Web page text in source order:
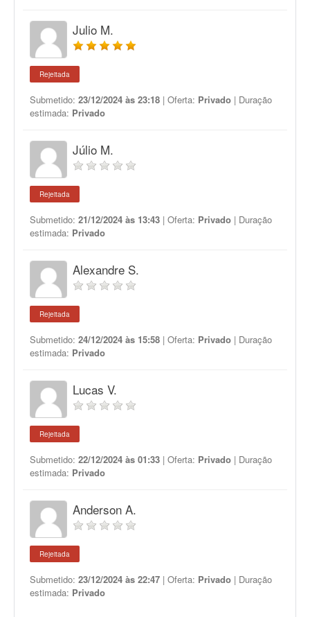
Julio M.
Rejeitada
Submetido: 23/12/2024 às 23:18 | Oferta: Privado | Duração
estimada: Privado
Júlio M.
Rejeitada
Submetido: 21/12/2024 às 13:43 | Oferta: Privado | Duração
estimada: Privado
Alexandre S.
Rejeitada
Submetido: 24/12/2024 às 15:58 | Oferta: Privado | Duração
estimada: Privado
Lucas V.
Rejeitada
Submetido: 22/12/2024 às 01:33 | Oferta: Privado | Duração
estimada: Privado
Anderson A.
Rejeitada
Submetido: 23/12/2024 às 22:47 | Oferta: Privado | Duração
estimada: Privado